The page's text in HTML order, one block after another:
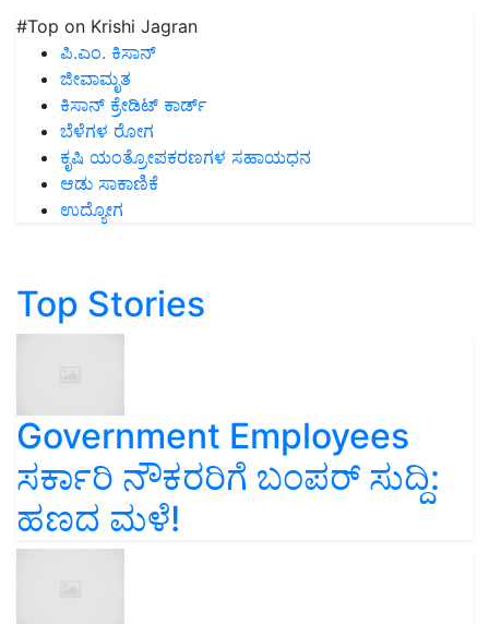
#Top on Krishi Jagran
ಪಿ.ಎಂ. ಕಿಸಾನ್
ಜೀವಾಮೃತ
ಕಿಸಾನ್ ಕ್ರೇಡಿಟ್ ಕಾರ್ಡ್
ಬೆಳೆಗಳ ರೋಗ
ಕೃಷಿ ಯಂತ್ರೋಪಕರಣಗಳ ಸಹಾಯಧನ
ಆಡು ಸಾಕಾಣಿಕೆ
ಉದ್ಯೋಗ
Top Stories
Government Employees
ಸರ್ಕಾರಿ ನೌಕರರಿಗೆ ಬಂಪರ್‌ ಸುದ್ದಿ:
ಹಣದ ಮಳೆ!